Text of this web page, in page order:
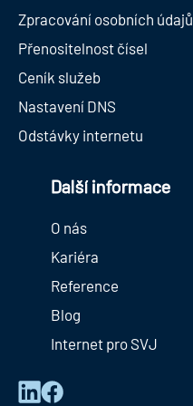
Zpracování osobních údajů
Přenositelnost čísel
Ceník služeb
Nastavení DNS
Odstávky internetu
Další informace
O nás
Kariéra
Reference
Blog
Internet pro SVJ